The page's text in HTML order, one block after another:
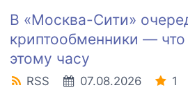
В «Москва-Сити»
криптообменники — что
этому часу
RSS 07.08.2026 1